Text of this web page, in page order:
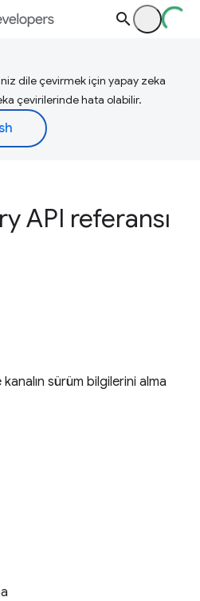
dile çevirmek için yapay zeka
çevirilerinde hata olabilir.
API referansı
sürüm bilgilerini alma